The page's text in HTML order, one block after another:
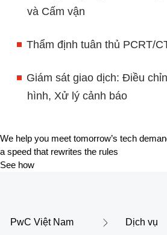
và Cấm vận
Thẩm định tuân thủ PCRT/
Giám sát giao dịch: Điều
hình, Xử lý cảnh báo
We help you meet tomorrow’s tech
a speed that rewrites the rules
See how
PwC Việt Nam Dịch vụ